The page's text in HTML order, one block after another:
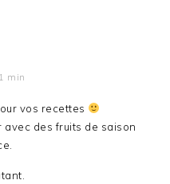
min
vos recettes
des fruits de saison